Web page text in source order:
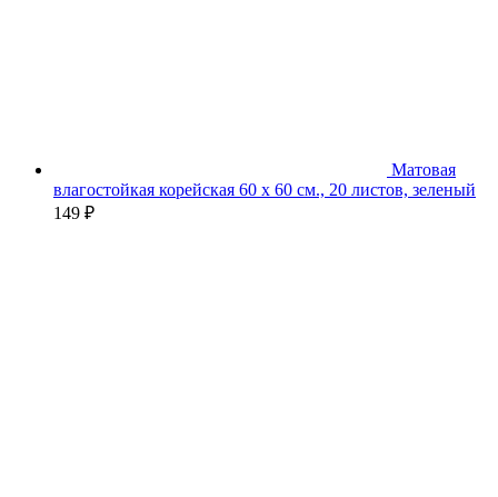
Матовая
влагостойкая корейская 60 х 60 см., 20 листов, зеленый
149 ₽